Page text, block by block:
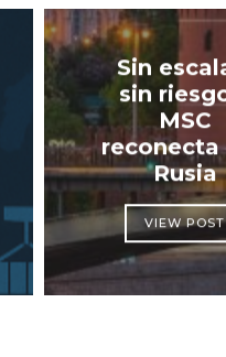
Sin
sin
MSC
reconecta
Rusia
VIEW POST